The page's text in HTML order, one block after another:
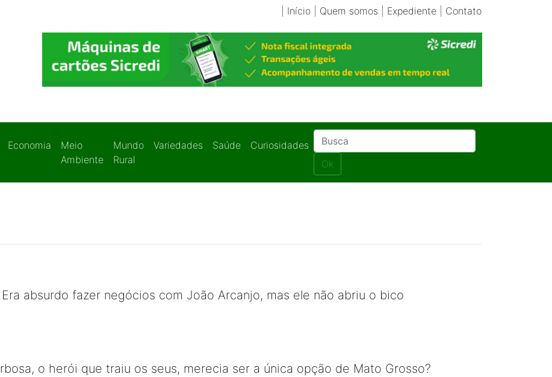
Início| Quem somos Expediente| Contato
Economia
Meio
Ambiente
Mundo
Rural
Variedades Saúde
Curiosidades
Ok
absurdo fazer negócios com João Arcanjo, mas ele não abriu o bico
o herói que traiu os seus, merecia ser a única opção de Mato Grosso?